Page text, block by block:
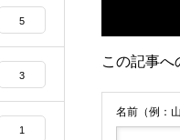
この記事へ
名前（例：
5
3
1